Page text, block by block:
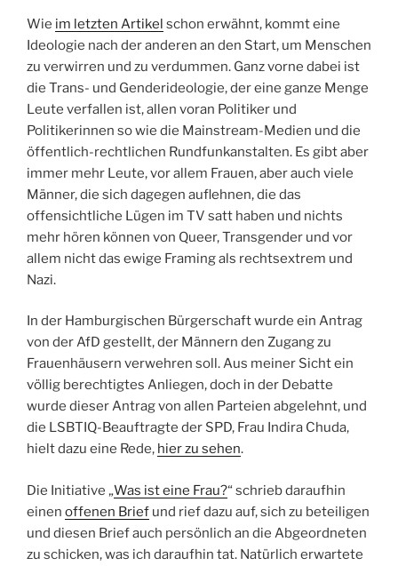
Wie im letzten Artikel schon erwähnt, kommt eine
Ideologie nach der anderen an den Start, um Menschen
zu verwirren und zu verdummen. Ganz vorne dabei ist
die Trans- und Genderideologie, der eine ganze Menge
Leute verfallen ist, allen voran Politiker und
Politikerinnen so wie die Mainstream-Medien und die
öffentlich-rechtlichen Rundfunkanstalten. Es gibt aber
immer mehr Leute, vor allem Frauen, aber auch viele
Männer, die sich dagegen auflehnen, die das
offensichtliche Lügen im TV satt haben und nichts
mehr hören können von Queer, Transgender und vor
allem nicht das ewige Framing als rechtsextrem und
Nazi.
In der Hamburgischen Bürgerschaft wurde ein Antrag
von der AfD gestellt, der Männern den Zugang zu
Frauenhäusern verwehren soll. Aus meiner Sicht ein
völlig berechtigtes Anliegen, doch in der Debatte
wurde dieser Antrag von allen Parteien abgelehnt, und
die LSBTIQ-Beauftragte der SPD, Frau Indira Chuda,
hielt dazu eine Rede, hier zu sehen.
Die Initiative „Was ist eine Frau?“ schrieb daraufhin
einen offenen Brief und rief dazu auf, sich zu beteiligen
und diesen Brief auch persönlich an die Abgeordneten
zu schicken, was ich daraufhin tat. Natürlich erwartete